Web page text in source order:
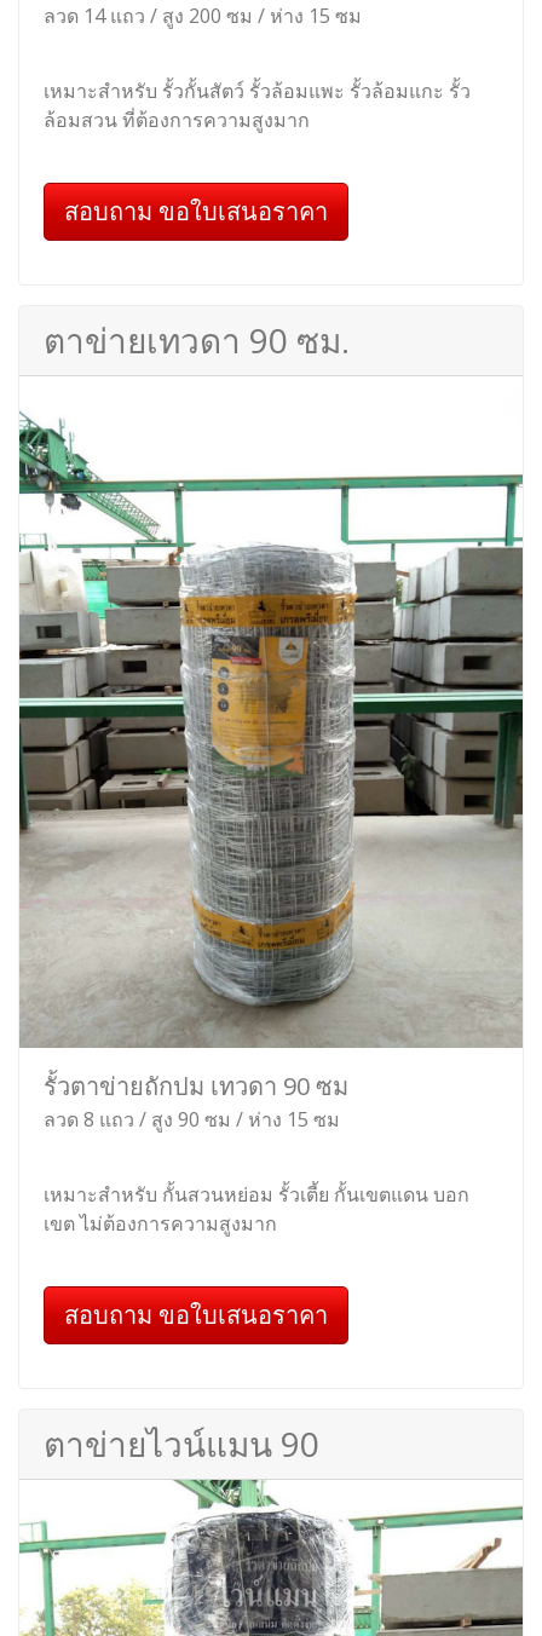
ลวด 14 แถว / สูง 200 ซม / ห่าง 15 ซม
เหมาะสำหรับ รั้วกั้นสัตว์ รั้วล้อมแพะ รั้วล้อมแกะ รั้ว
ล้อมสวน ที่ต้องการความสูงมาก
สอบถาม ขอใบเสนอราคา
ตาข่ายเทวดา 90 ซม.
รั้วตาข่ายถักปม เทวดา 90 ซม
ลวด 8 แถว / สูง 90 ซม / ห่าง 15 ซม
เหมาะสำหรับ กั้นสวนหย่อม รั้วเตี้ย กั้นเขตแดน บอก
เขต ไม่ต้องการความสูงมาก
สอบถาม ขอใบเสนอราคา
ตาข่ายไวน์แมน 90